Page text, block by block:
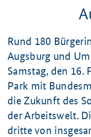
Rund 180
Augsburg und
Samstag, den 16.
Park mit
die Zukunft des
der Arbeitswelt.
dritte von